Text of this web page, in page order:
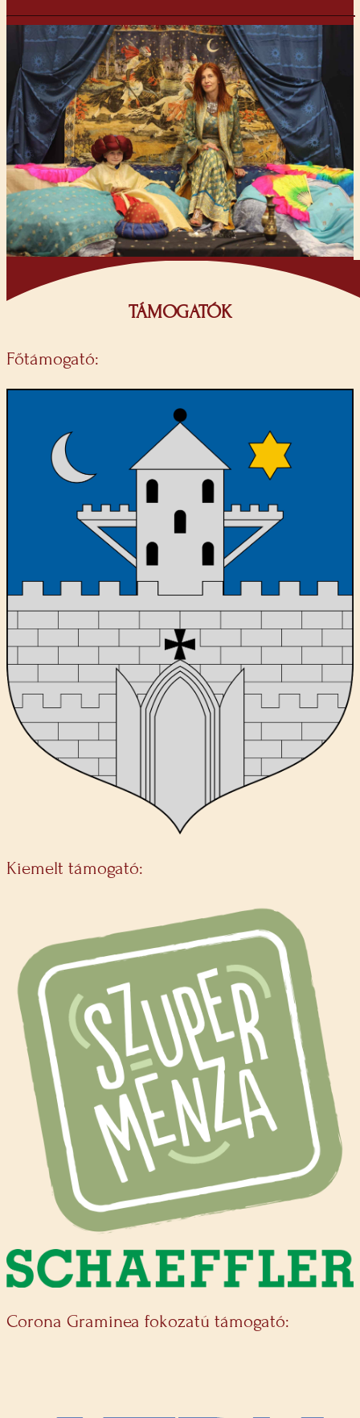
TÁMOGATÓK
Főtámogató:
Kiemelt támogató:
Corona Graminea fokozatú támogató: